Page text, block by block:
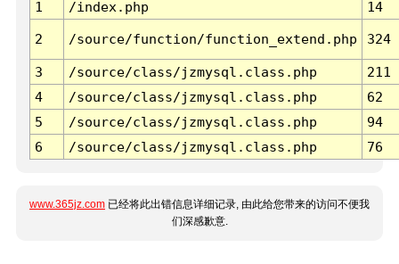
1
/index.php 14
2 /source/function/function_extend.php 324
3 /source/class/jzmysql.class.php
211
4
/source/class/jzmysql.class.php
62
5
/source/class/jzmysql.class.php
94
6
/source/class/jzmysql.class.php 76
www.365jz.com 已经将此出错信息详细记录, 由此给您带来的访问不便我
们深感歉意.